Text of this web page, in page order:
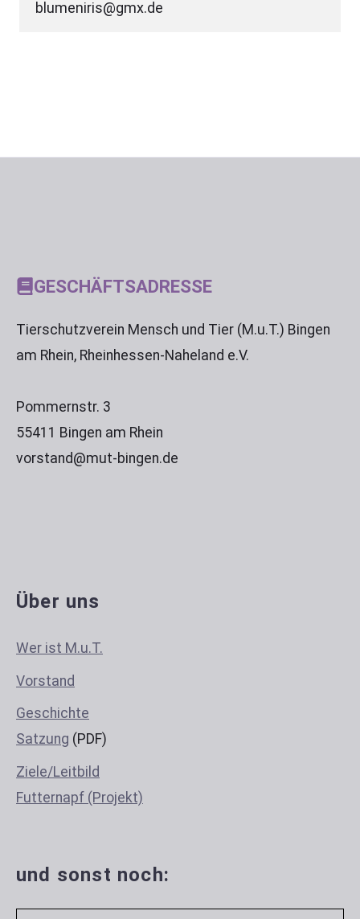
GESCHÄFTSADRESSE
Tierschutzverein Mensch und Tier (M.u.T.) Bingen
am Rhein, Rheinhessen-Naheland e.V.
Pommernstr. 3
55411 Bingen am Rhein
vorstand@mut-bingen.de
Über uns
Wer ist M.u.T.
Vorstand
Geschichte
Satzung (PDF)
Ziele/Leitbild
Futternapf (Projekt)
und sonst noch: